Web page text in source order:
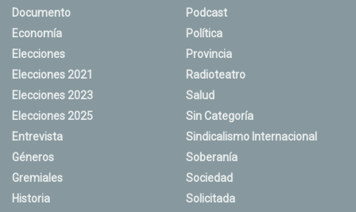
Documento
Economía
Elecciones
Elecciones 2021
Elecciones 2023
Elecciones 2025
Entrevista
Géneros
Gremiales
Historia
Podcast
Política
Provincia
Radioteatro
Salud
Sin Categoría
Sindicalismo Internacional
Soberanía
Sociedad
Solicitada